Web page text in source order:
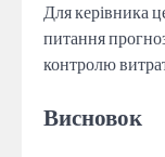
Для керівника
питання
контролю
Висновок